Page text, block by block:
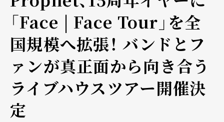
「Face | Face Tour」を全
国規模へ拡張！ バンドとフ
ァンが真正面から向き合う
ライブハウスツアー開催決
定